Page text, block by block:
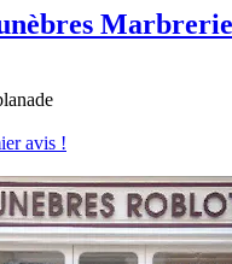
avis !